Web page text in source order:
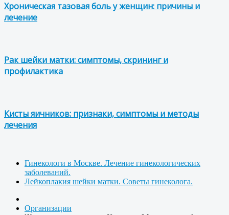
Хроническая тазовая боль у женщин: причины и
лечение
Рак шейки матки: симптомы, скрининг и
профилактика
Кисты яичников: признаки, симптомы и методы
лечения
Гинекологи в Москве. Лечение гинекологических
заболеваний.
Лейкоплакия шейки матки. Советы гинеколога.
Организации